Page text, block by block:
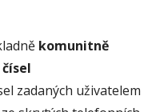
komunitně
zadaných uživatelem